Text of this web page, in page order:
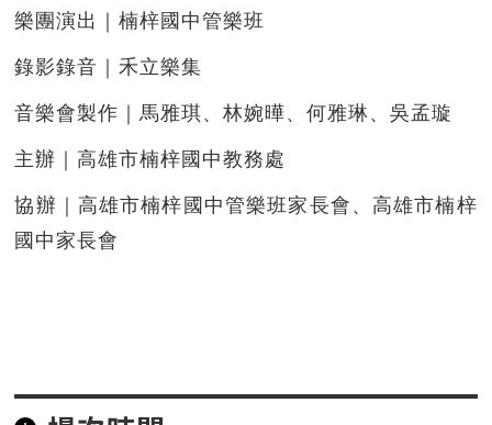
樂團演出｜楠梓國中管樂班
錄影錄音｜禾立樂集
音樂會製作｜馬雅琪、林婉曄、何雅琳、吳孟璇
主辦｜高雄市楠梓國中教務處
協辦｜高雄市楠梓國中管樂班家長會、高雄市楠梓
國中家長會